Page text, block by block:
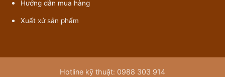
Hướng dẫn mua hàng
Xuất xứ sản phẩm
Hotline kỹ thuật: 0988 303 914